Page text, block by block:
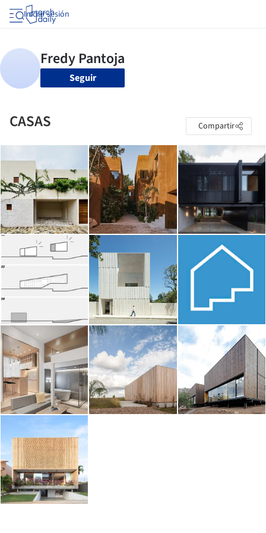
Iniciar sesión
Seguir
CASAS Compartir